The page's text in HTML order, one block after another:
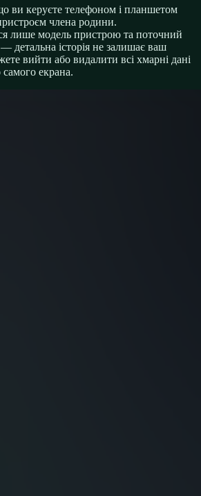
ви керуєте телефоном і планшетом
члена родини.
лише модель пристрою та поточний
— детальна історія не залишає ваш
вийти або видалити всі хмарні дані
самого екрана.